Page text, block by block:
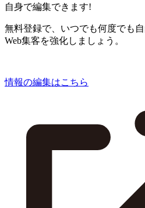
自身で編集できます!
無料登録で、いつでも何度でも
Web集客を強化しましょう。
情報の編集はこちら